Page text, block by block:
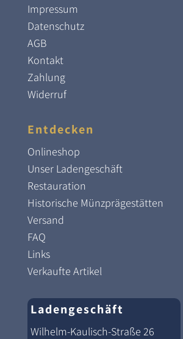
Impressum
Datenschutz
AGB
Kontakt
Zahlung
Widerruf
Entdecken
Onlineshop
Unser Ladengeschäft
Restauration
Historische Münzprägestätten
Versand
FAQ
Links
Verkaufte Artikel
Ladengeschäft
Wilhelm-Kaulisch-Straße 26